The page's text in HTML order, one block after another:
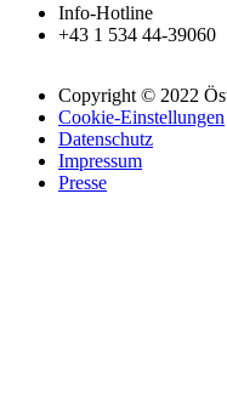
Info-Hotline
+43 1 534 44-39060
Copyright © 2022
Cookie-Einstellungen
Datenschutz
Impressum
Presse